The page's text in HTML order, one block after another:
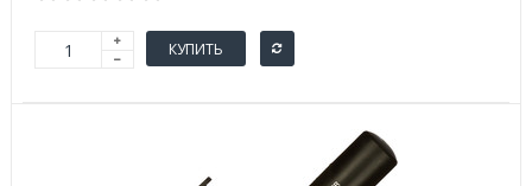
КУПИТЬ